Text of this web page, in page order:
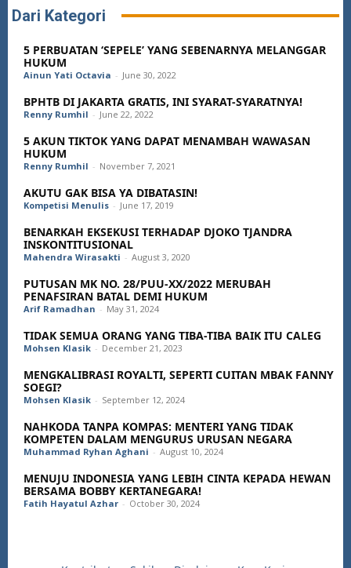
Dari Kategori
5 PERBUATAN ‘SEPELE’ YANG SEBENARNYA MELANGGAR
HUKUM
Ainun Yati Octavia - June 30, 2022
BPHTB DI JAKARTA GRATIS, INI SYARAT-SYARATNYA!
Renny Rumhil - June 22, 2022
5 AKUN TIKTOK YANG DAPAT MENAMBAH WAWASAN
HUKUM
Renny Rumhil - November 7, 2021
AKUTU GAK BISA YA DIBATASIN!
Kompetisi Menulis - June 17, 2019
BENARKAH EKSEKUSI TERHADAP DJOKO TJANDRA
INSKONTITUSIONAL
Mahendra Wirasakti - August 3, 2020
PUTUSAN MK NO. 28/PUU-XX/2022 MERUBAH
PENAFSIRAN BATAL DEMI HUKUM
Arif Ramadhan - May 31, 2024
TIDAK SEMUA ORANG YANG TIBA-TIBA BAIK ITU CALEG
Mohsen Klasik - December 21, 2023
MENGKALIBRASI ROYALTI, SEPERTI CUITAN MBAK FANNY
SOEGI?
Mohsen Klasik - September 12, 2024
NAHKODA TANPA KOMPAS: MENTERI YANG TIDAK
KOMPETEN DALAM MENGURUS URUSAN NEGARA
Muhammad Ryhan Aghani - August 10, 2024
MENUJU INDONESIA YANG LEBIH CINTA KEPADA HEWAN
BERSAMA BOBBY KERTANEGARA!
Fatih Hayatul Azhar - October 30, 2024